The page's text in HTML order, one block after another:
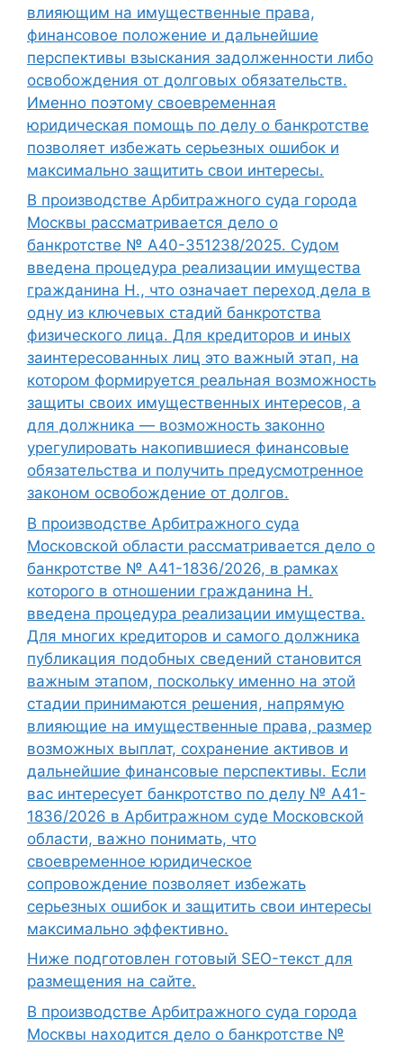
влияющим на имущественные права,
финансовое положение и дальнейшие
перспективы взыскания задолженности либо
освобождения от долговых обязательств.
Именно поэтому своевременная
юридическая помощь по делу о банкротстве
позволяет избежать серьезных ошибок и
максимально защитить свои интересы.
В производстве Арбитражного суда города
Москвы рассматривается дело о
банкротстве № А40-351238/2025. Судом
введена процедура реализации имущества
гражданина Н., что означает переход дела в
одну из ключевых стадий банкротства
физического лица. Для кредиторов и иных
заинтересованных лиц это важный этап, на
котором формируется реальная возможность
защиты своих имущественных интересов, а
для должника — возможность законно
урегулировать накопившиеся финансовые
обязательства и получить предусмотренное
законом освобождение от долгов.
В производстве Арбитражного суда
Московской области рассматривается дело о
банкротстве № А41-1836/2026, в рамках
которого в отношении гражданина Н.
введена процедура реализации имущества.
Для многих кредиторов и самого должника
публикация подобных сведений становится
важным этапом, поскольку именно на этой
стадии принимаются решения, напрямую
влияющие на имущественные права, размер
возможных выплат, сохранение активов и
дальнейшие финансовые перспективы. Если
вас интересует банкротство по делу № А41-
1836/2026 в Арбитражном суде Московской
области, важно понимать, что
своевременное юридическое
сопровождение позволяет избежать
серьезных ошибок и защитить свои интересы
максимально эффективно.
Ниже подготовлен готовый SEO-текст для
размещения на сайте.
В производстве Арбитражного суда города
Москвы находится дело о банкротстве №